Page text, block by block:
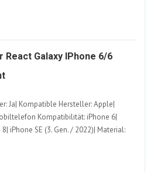
Galaxy IPhone 6/6
1355046-
Ja| Kompatible Hersteller: Apple|
Kompatibilität: iPhone 6|
iPhone SE (3. Gen. / 2022)| Material: